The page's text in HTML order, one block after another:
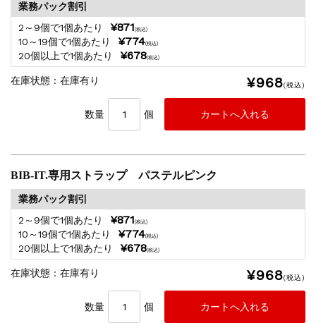
業務パック割引
2～9個で1個あたり
¥871(税込)
10～19個で1個あたり ¥774(税込)
20個以上で1個あたり ¥678(税込)
在庫状態 : 在庫有り ¥968(税込)
数量 個
BIB-IT.専用ストラップ パステルピンク
業務パック割引
2～9個で1個あたり
¥871(税込)
10～19個で1個あたり ¥774(税込)
20個以上で1個あたり ¥678(税込)
在庫状態 : 在庫有り ¥968(税込)
数量 個